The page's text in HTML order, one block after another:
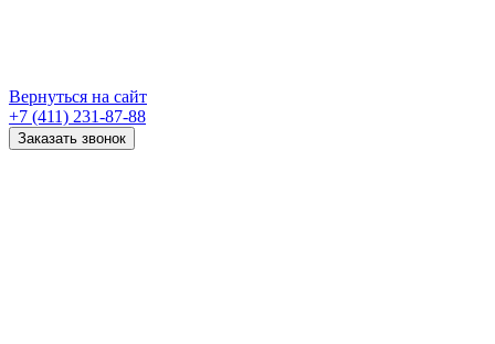
Вернуться на сайт
+7 (411) 231-87-88
Заказать звонок